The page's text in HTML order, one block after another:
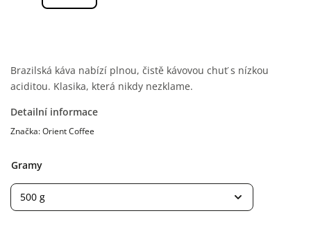
Brazilská káva nabízí plnou, čistě kávovou chuť s nízkou
aciditou. Klasika, která nikdy nezklame.
Detailní informace
Značka:Orient Coffee
Gramy